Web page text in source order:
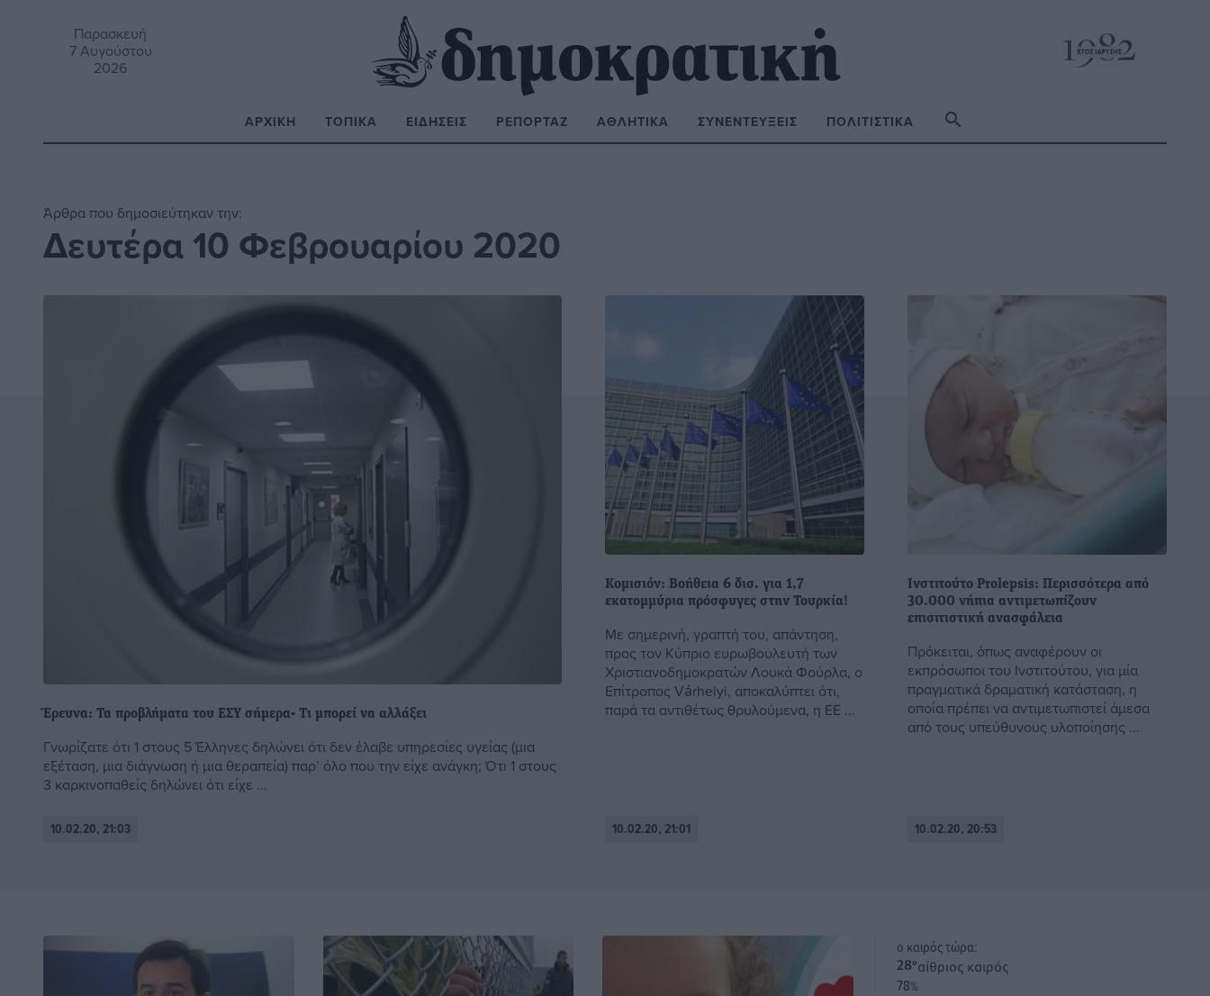
Παρασκευή
7 Αυγούστου
2026
ΑΡΧΙΚΉ ΤΟΠΙΚΆ ΕΙΔΉΣΕΙΣ ΡΕΠΟΡΤΆΖ ΑΘΛΗΤΙΚΆ ΣΥΝΕΝΤΕΎΞΕΙΣ ΠΟΛΙΤΙΣΤΙΚΆ
Άρθρα που δημοσιεύτηκαν την:
Δευτέρα 10 Φεβρουαρίου 2020
Έρευνα: Τα προβλήματα του ΕΣΥ σήμερα- Τι μπορεί να αλλάξει
Γνωρίζατε ότι 1 στους 5 Έλληνες δηλώνει ότι δεν έλαβε υπηρεσίες υγείας (μια
εξέταση, μια διάγνωση ή μια θεραπεία) παρ’ όλο που την είχε ανάγκη; Ότι 1 στους
3 καρκινοπαθείς δηλώνει ότι είχε ...
10.02.20, 21:03
Κομισιόν: Βοήθεια 6 δισ. για 1,7
εκατομμύρια πρόσφυγες στην Τουρκία!
Με σημερινή, γραπτή του, απάντηση,
προς τον Κύπριο ευρωβουλευτή των
Χριστιανοδημοκρατών Λουκά Φούρλα, ο
Επίτροπος Várhelyi, αποκαλύπτει ότι,
παρά τα αντιθέτως θρυλούμενα, η ΕΕ ...
10.02.20, 21:01
Ινστιτούτο Prolepsis: Περισσότερα από
30.000 νήπια αντιμετωπίζουν
επισιτιστική ανασφάλεια
Πρόκειται, όπως αναφέρουν οι
εκπρόσωποι του Ινστιτούτου, για μία
πραγματικά δραματική κατάσταση, η
οποία πρέπει να αντιμετωπιστεί άμεσα
από τους υπεύθυνους υλοποίησης ...
10.02.20, 20:53
o καιρός τώρα:
28°αίθριος καιρός
78%